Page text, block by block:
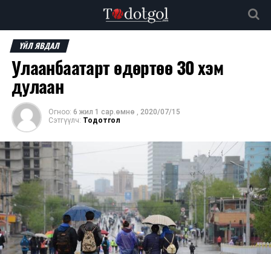
ҮЙЛ ЯВДАЛ
Улаанбаатарт өдөртөө 30 хэм
дулаан
Огноо: 6 жил 1 сар.өмнө , 2020/07/15
Сэтгүүлч: Тодотгол